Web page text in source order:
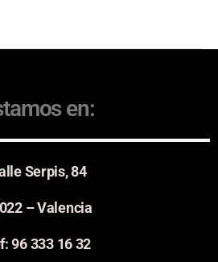
en:
Serpis, 84
– Valencia
96 333 16 32